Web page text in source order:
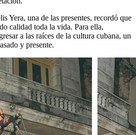
Yera, una de las presentes, recordó que
calidad toda la vida. Para ella,
a las raíces de la cultura cubana, un
y presente.